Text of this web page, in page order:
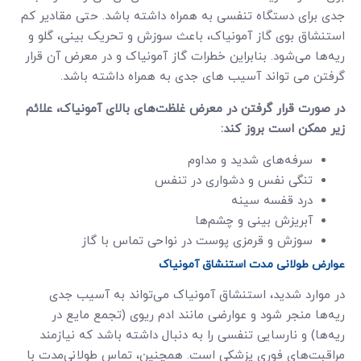
جدی برای دستگاه تنفسی به همراه داشته باشد. حتی مقادیر کم
استنشاق بوی گاز آمونیاک، باعث سوزش و تحریک بینی، گلو و
ریه‌ها می‌شود. بنابراین خطرات گاز آمونیاک و در معرض آن قرار
گرفتن می تواند آسیب های جدی به همراه داشته باشد.
در صورت قرار گرفتن در معرض غلظت‌های بالای آمونیاک، علائم
زیر ممکن است بروز کند:
سرفه‌های شدید و مداوم
تنگی نفس و دشواری در تنفس
درد قفسه سینه
آبریزش بینی و چشم‌ها
سوزش و قرمزی پوست در نواحی تماس با گاز
عوارض طولانی مدت استنشاق آمونیاک
در موارد شدید، استنشاق آمونیاک می‌تواند به آسیب جدی
ریه‌ها منجر شود و عوارضی مانند ادم ریوی (تجمع مایع در
ریه‌ها) و نارسایی تنفسی را به دنبال داشته باشد که نیازمند
مراقبت‌های فوری پزشکی است. همچنین، تماس طولانی‌مدت با